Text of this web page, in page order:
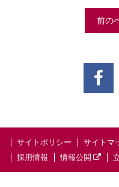
前の
サイトポリシー サイトマ
採用情報
情報公開